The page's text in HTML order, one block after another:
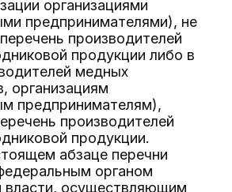
организациями
предпринимателями), не
производителей
продукции либо в
медных
организациям
предпринимателям),
производителей
продукции.
абзаце перечни
органом
власти, осуществляющим